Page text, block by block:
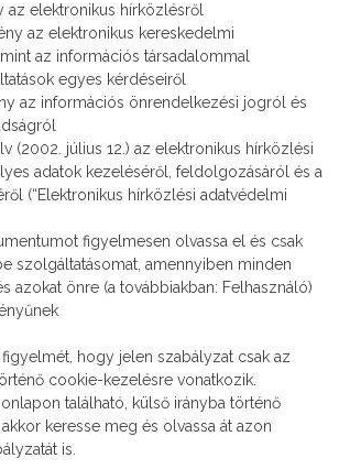
az elektronikus hírközlésről
az elektronikus kereskedelmi
az információs társadalommal
egyes kérdéseiről
az információs önrendelkezési jogról és
(2002. július 12.) az elektronikus hírközlési
adatok kezeléséről, feldolgozásáról és a
(“Elektronikus hírközlési adatvédelmi
figyelmesen olvassa el és csak
szolgáltatásomat, amennyiben minden
azokat önre (a továbbiakban: Felhasználó)
hogy jelen szabályzat csak az
cookie-kezelésre vonatkozik.
található, külső irányba történő
akkor keresse meg és olvassa át azon
is.